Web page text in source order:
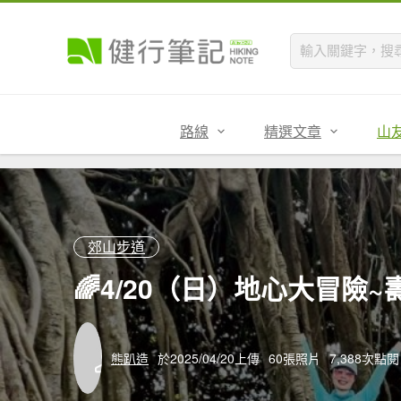
路線 精選文章 山
郊山步道
🌈4/20（日）地心大冒險
熊趴造 於2025/04/20上傳 60張照片 7,388次點閱